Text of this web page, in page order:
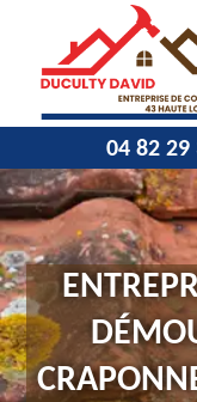
04 82 29